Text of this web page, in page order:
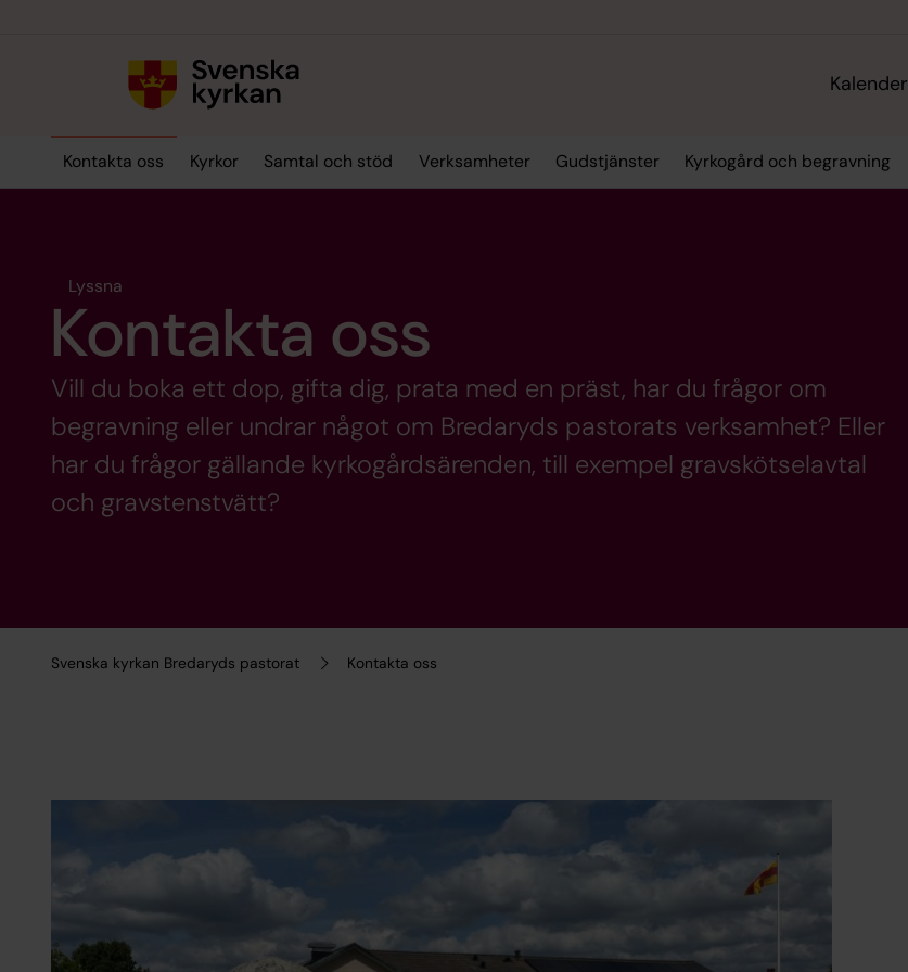
Kalender
Kontakta oss Kyrkor Samtal och stöd Verksamheter Gudstjänster Kyrkogård och begravning
Svenska kyrkan Bredaryds pastorat Kontakta oss
Lyssna
Kontakta oss
Vill du boka ett dop, gifta dig, prata med en präst, har du frågor om
begravning eller undrar något om Bredaryds pastorats verksamhet? Eller
har du frågor gällande kyrkogårdsärenden, till exempel gravskötselavtal
och gravstenstvätt?